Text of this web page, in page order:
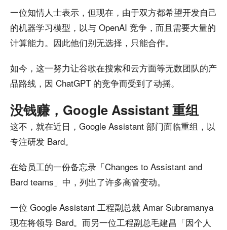
一位知情人士表示，但现在，由于双方都希望开发自己
的机器学习模型，以与 OpenAI 竞争，而且需要大量的
计算能力。因此他们别无选择，只能合作。
如今，这一努力让谷歌在搜索和云方面等无数团队的产
品路线，因 ChatGPT 的竞争而受到了动摇。
没钱赚，Google Assistant 重组
这不，就在近日，Google Assistant 部门面临重组，以
专注研发 Bard。
在给员工的一份备忘录「Changes to Assistant and
Bard teams」中，列出了许多高管变动。
一位 Google Assistant 工程副总裁 Amar Subramanya
现在将领导 Bard。而另一位工程副总毛建昌「因个人